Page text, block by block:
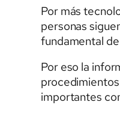
Por más
personas
fundamental
Por eso la
importantes